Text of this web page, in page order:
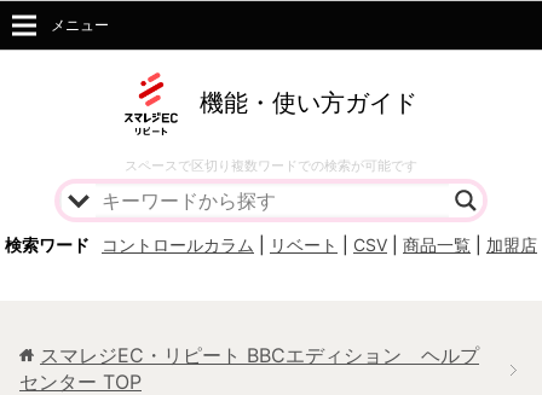
機能・使い方ガイド
スペースで区切り複数ワードでの検索が可能です
検索ワード コントロールカラム リベート CSV 商品一覧 加盟店
メニュー
スマレジEC・リピート BBCエディション ヘルプ
センター TOP